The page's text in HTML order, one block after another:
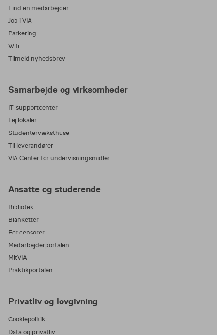
Find en medarbejder
Job i VIA
Parkering
Wifi
Tilmeld nyhedsbrev
Samarbejde og virksomheder
IT-supportcenter
Lej lokaler
Studentervæksthuse
Til leverandører
VIA Center for undervisningsmidler
Ansatte og studerende
Bibliotek
Blanketter
For censorer
Medarbejderportalen
MitVIA
Praktikportalen
Privatliv og lovgivning
Cookiepolitik
Data og privatliv